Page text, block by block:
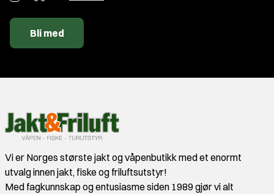
Bli med
Vi er Norges største jakt og våpenbutikk med et enormt
utvalg innen jakt, fiske og friluftsutstyr!
Med fagkunnskap og entusiasme siden 1989 gjør vi alt